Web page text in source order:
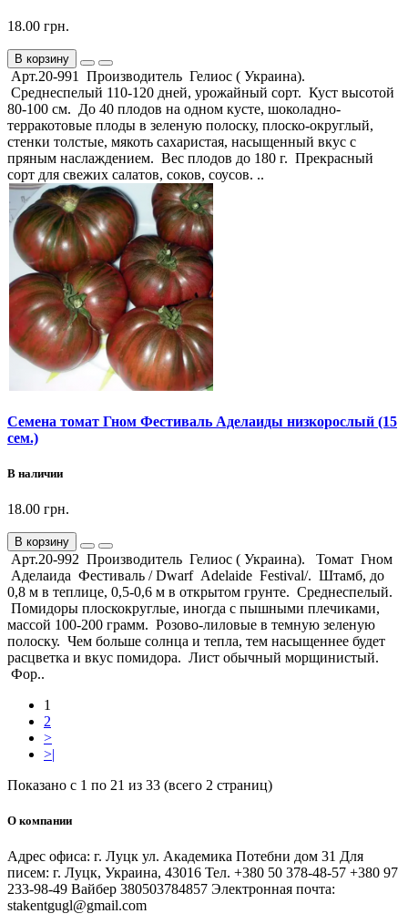
18.00 грн.
В корзину
Арт.20-991 Производитель Гелиос ( Украина).
Среднеспелый 110-120 дней, урожайный сорт. Куст высотой
80-100 см. До 40 плодов на одном кусте, шоколадно-
терракотовые плоды в зеленую полоску, плоско-округлый,
стенки толстые, мякоть сахаристая, насыщенный вкус с
пряным наслаждением. Вес плодов до 180 г. Прекрасный
сорт для свежих салатов, соков, соусов. ..
Семена томат Гном Фестиваль Аделаиды низкорослый (15
сем.)
В наличии
18.00 грн.
В корзину
Арт.20-992 Производитель Гелиос ( Украина). Томат Гном
Аделаида Фестиваль / Dwarf Adelaide Festival/. Штамб, до
0,8 м в теплице, 0,5-0,6 м в открытом грунте. Среднеспелый.
Помидоры плоскокруглые, иногда с пышными плечиками,
массой 100-200 грамм. Розово-лиловые в темную зеленую
полоску. Чем больше солнца и тепла, тем насыщеннее будет
расцветка и вкус помидора. Лист обычный морщинистый.
Фор..
1
2
>
>|
Показано с 1 по 21 из 33 (всего 2 страниц)
О компании
Адрес офиса: г. Луцк ул. Академика Потебни дом 31 Для
писем: г. Луцк, Украина, 43016 Тел. +380 50 378-48-57 +380 97
233-98-49 Вайбер 380503784857 Электронная почта:
stakentgugl@gmail.com